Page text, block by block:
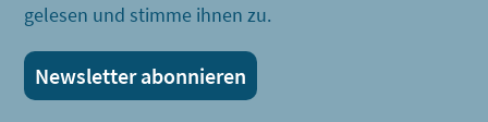
gelesen und stimme ihnen zu.